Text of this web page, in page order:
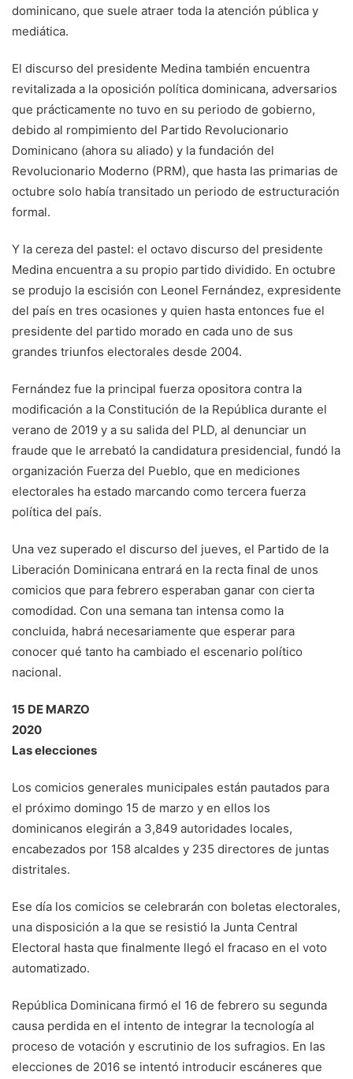
dominicano, que suele atraer toda la atención pública y
mediática.
El discurso del presidente Medina también encuentra
revitalizada a la oposición política dominicana, adversarios
que prácticamente no tuvo en su periodo de gobierno,
debido al rompimiento del Partido Revolucionario
Dominicano (ahora su aliado) y la fundación del
Revolucionario Moderno (PRM), que hasta las primarias de
octubre solo había transitado un periodo de estructuración
formal.
Y la cereza del pastel: el octavo discurso del presidente
Medina encuentra a su propio partido dividido. En octubre
se produjo la escisión con Leonel Fernández, expresidente
del país en tres ocasiones y quien hasta entonces fue el
presidente del partido morado en cada uno de sus
grandes triunfos electorales desde 2004.
Fernández fue la principal fuerza opositora contra la
modificación a la Constitución de la República durante el
verano de 2019 y a su salida del PLD, al denunciar un
fraude que le arrebató la candidatura presidencial, fundó la
organización Fuerza del Pueblo, que en mediciones
electorales ha estado marcando como tercera fuerza
política del país.
Una vez superado el discurso del jueves, el Partido de la
Liberación Dominicana entrará en la recta final de unos
comicios que para febrero esperaban ganar con cierta
comodidad. Con una semana tan intensa como la
concluida, habrá necesariamente que esperar para
conocer qué tanto ha cambiado el escenario político
nacional.
15 DE MARZO
2020
Las elecciones
Los comicios generales municipales están pautados para
el próximo domingo 15 de marzo y en ellos los
dominicanos elegirán a 3,849 autoridades locales,
encabezados por 158 alcaldes y 235 directores de juntas
distritales.
Ese día los comicios se celebrarán con boletas electorales,
una disposición a la que se resistió la Junta Central
Electoral hasta que finalmente llegó el fracaso en el voto
automatizado.
República Dominicana firmó el 16 de febrero su segunda
causa perdida en el intento de integrar la tecnología al
proceso de votación y escrutinio de los sufragios. En las
elecciones de 2016 se intentó introducir escáneres que